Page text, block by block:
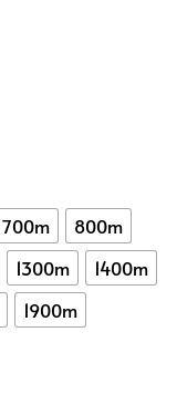
700m
800m
1300m
1400m
1900m